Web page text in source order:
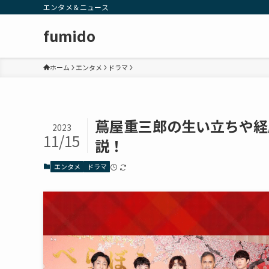
エンタメ＆ニュース
fumido
ホーム エンタメ ドラマ
蔦屋重三郎の生い立ちや
説！
2023
11/15
エンタメ ドラマ